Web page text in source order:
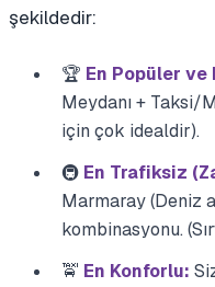
şekildedir:
🏆 En Popüler ve
Meydanı + Taksi/
için çok idealdir).
🚇 En Trafiksiz
Marmaray (Deniz
kombinasyonu.
🚖 En Konforlu: